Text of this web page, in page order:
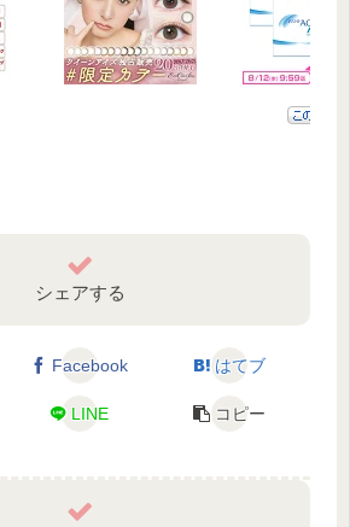
シェアする
Facebook はてブ
LINE コピー